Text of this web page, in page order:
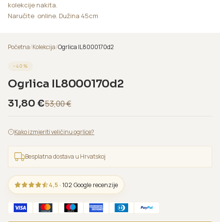
kolekcije nakita.
Naručite online. Dužina 45cm
Početna/Kolekcija/Ogrlica IL8000170d2
−40 %
Ogrlica IL8000170d2
31,80 €53,00€
Kako izmjeriti veličinu ogrlice?
Besplatna dostava u Hrvatskoj
4,5 · 102 Google recenzije